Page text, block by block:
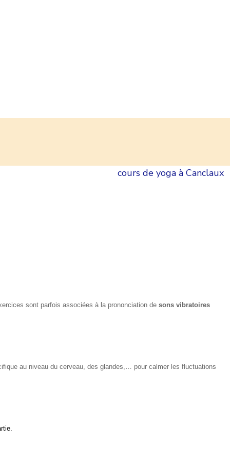
cours de yoga à Canclaux
sont parfois associées à la prononciation de sons vibratoires
au niveau du cerveau, des glandes,… pour calmer les fluctuations